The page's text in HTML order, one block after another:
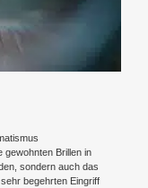
Brillen in
sondern auch das
begehrten Eingriff